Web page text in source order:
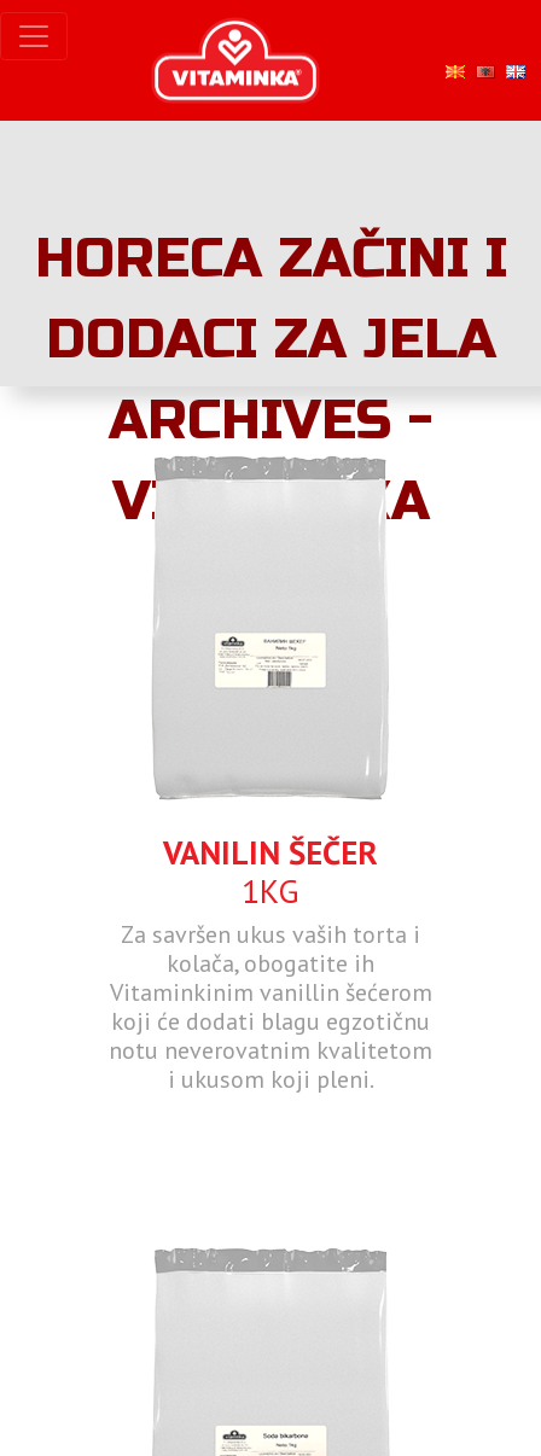
HORECA ZAČINI I
DODACI ZA JELA
ARCHIVES -
VITAMINKA
VANILIN ŠEČER
1KG
Za savršen ukus vaših torta i
kolača, obogatite ih
Vitaminkinim vanillin šećerom
koji će dodati blagu egzotičnu
notu neverovatnim kvalitetom
i ukusom koji pleni.